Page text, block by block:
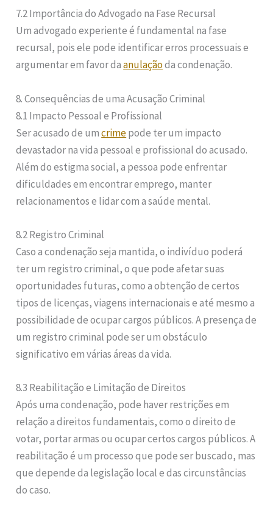
7.2 Importância do Advogado na Fase Recursal
Um advogado experiente é fundamental na fase
recursal, pois ele pode identificar erros processuais e
argumentar em favor daanulaçãoda condenação.
8. Consequências de uma Acusação Criminal
8.1 Impacto Pessoal e Profissional
Ser acusado de umcrimepode ter um impacto
devastador na vida pessoal e profissional do acusado.
Além do estigma social, a pessoa pode enfrentar
dificuldades em encontrar emprego, manter
relacionamentos e lidar com a saúde mental.
8.2 Registro Criminal
Caso a condenação seja mantida, o indivíduo poderá
ter um registro criminal, o que pode afetar suas
oportunidades futuras, como a obtenção de certos
tipos de licenças, viagens internacionais e até mesmo a
possibilidade de ocupar cargos públicos. A presença de
um registro criminal pode ser um obstáculo
significativo em várias áreas da vida.
8.3 Reabilitação e Limitação de Direitos
Após uma condenação, pode haver restrições em
relação a direitos fundamentais, como o direito de
votar, portar armas ou ocupar certos cargos públicos. A
reabilitação é um processo que pode ser buscado, mas
que depende da legislação local e das circunstâncias
do caso.